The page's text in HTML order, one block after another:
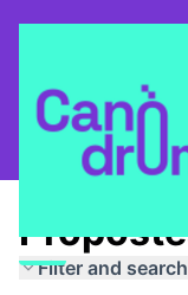
Pla Estratègic
Filter and search